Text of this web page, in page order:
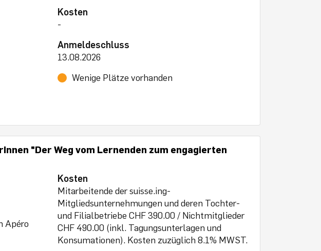
Kosten
-
Anmeldeschluss
13.08.2026
Wenige Plätze vorhanden
"Der Weg vom Lernenden zum engagierten
Apéro
Kosten
Mitarbeitende der suisse.ing-
Mitgliedsunternehmungen und deren Tochter-
und Filialbetriebe CHF 390.00 / Nichtmitglieder
CHF 490.00 (inkl. Tagungsunterlagen und
Konsumationen). Kosten zuzüglich 8.1% MWST.